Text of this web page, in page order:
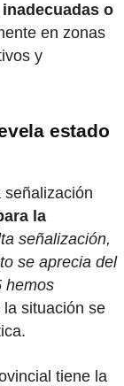
o
en zonas
y
estado
señalización
la
señalización,
se aprecia del
hemos
situación se
tiene la